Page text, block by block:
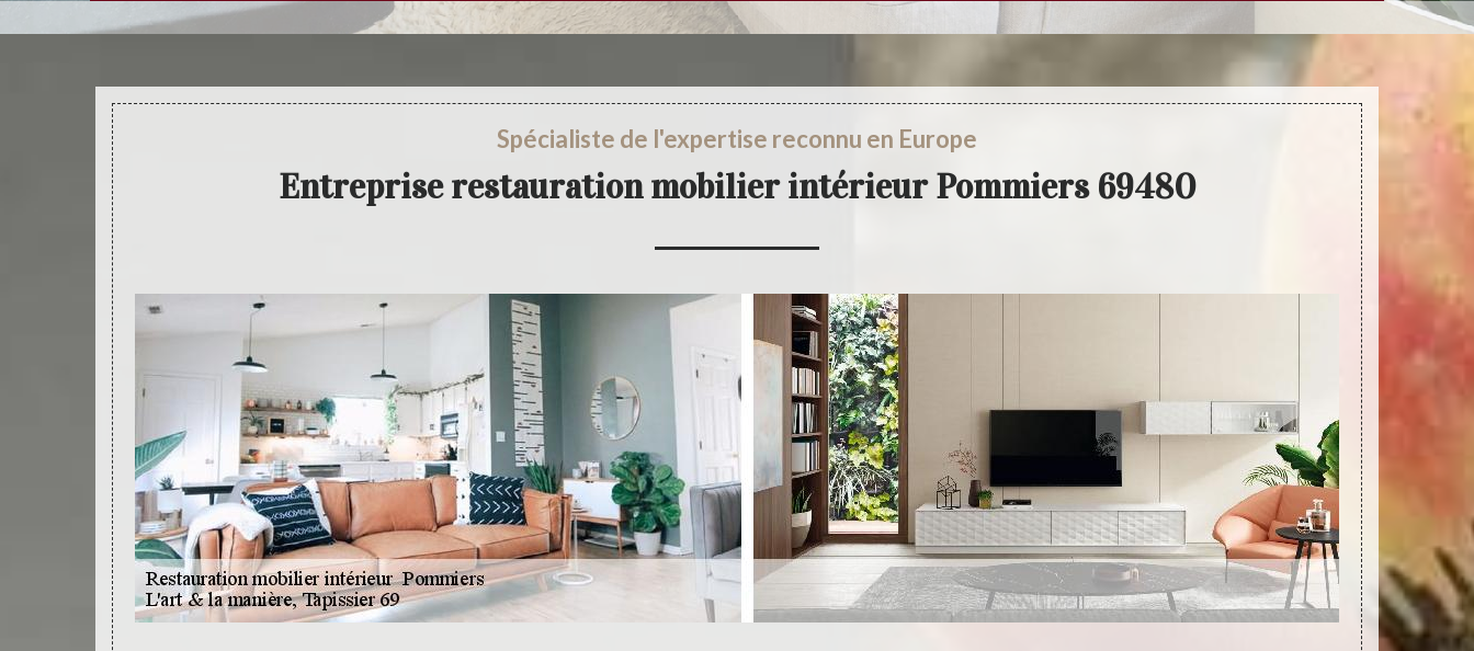
Spécialiste de l'expertise reconnu en Europe
Entreprise restauration mobilier intérieur Pommiers 69480